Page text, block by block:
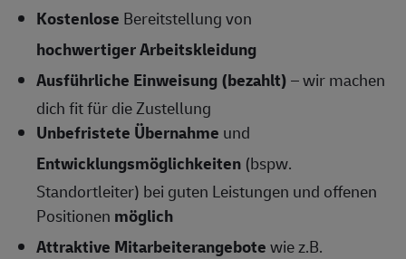
Kostenlose Bereitstellung von
hochwertiger Arbeitskleidung
Ausführliche Einweisung (bezahlt)– wir machen
dich fit für die Zustellung
Unbefristete Übernahme und
Entwicklungsmöglichkeiten (bspw.
Standortleiter) bei guten Leistungen und offenen
Positionen möglich
Attraktive Mitarbeiterangebotewie z.B.